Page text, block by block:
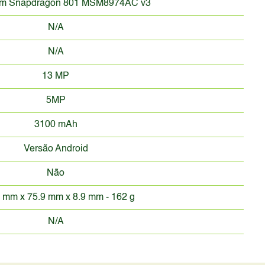
Snapdragon 801 MSM8974AC v3
N/A
N/A
13 MP
5MP
3100 mAh
Versão Android
Não
mm x 75.9 mm x 8.9 mm - 162 g
N/A